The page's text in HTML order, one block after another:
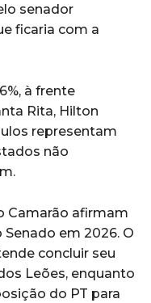
senador
ficaria com a
à frente
Rita, Hilton
representam
não
Camarão afirmam
em 2026. O
concluir seu
Leões, enquanto
do PT para